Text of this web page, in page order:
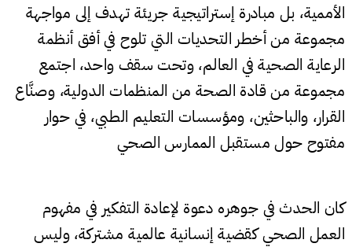
الأممية، بل مبادرة إستراتيجية جريئة تهدف إلى مواجهة
مجموعة من أخطر التحديات التي تلوح في أفق أنظمة
الرعاية الصحية في العالم، وتحت سقف واحد، اجتمع
مجموعة من قادة الصحة من المنظمات الدولية، وصنَّاع
القرار، والباحثين، ومؤسسات التعليم الطبي، في حوار
مفتوح حول مستقبل الممارس الصحي
كان الحدث في جوهره دعوة لإعادة التفكير في مفهوم
العمل الصحي كقضية إنسانية عالمية مشتركة، وليس